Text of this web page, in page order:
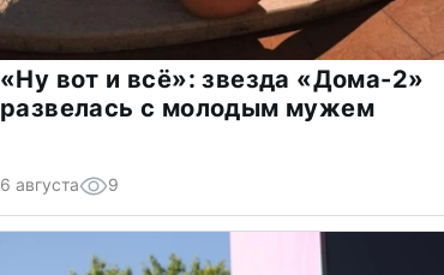
«Ну вот и всё»: звезда «Дома-2»
развелась с молодым мужем
6 августа 9